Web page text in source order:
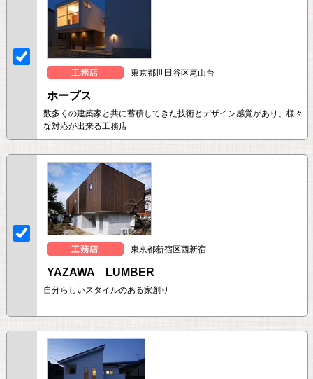
東京都世田谷区尾山台
ホープス
数多くの建築家と共に蓄積してきた技術とデザイン感覚があり、様々
な対応が出来る工務店
東京都新宿区西新宿
YAZAWA LUMBER
自分らしいスタイルのある家創り